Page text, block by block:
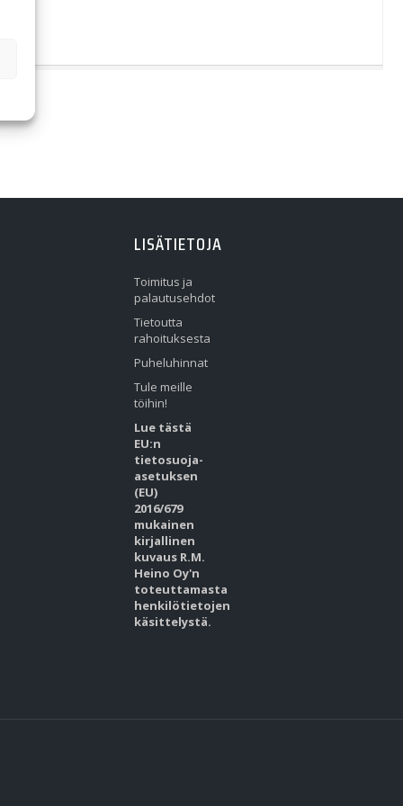
LISÄTIETOJA
Toimitus ja
palautusehdot
Tietoutta
rahoituksesta
Puheluhinnat
Tule meille
töihin!
Lue tästä
EU:n
tietosuoja-
asetuksen
(EU)
2016/679
mukainen
kirjallinen
kuvaus R.M.
Heino Oy'n
toteuttamasta
henkilötietojen
käsittelystä.